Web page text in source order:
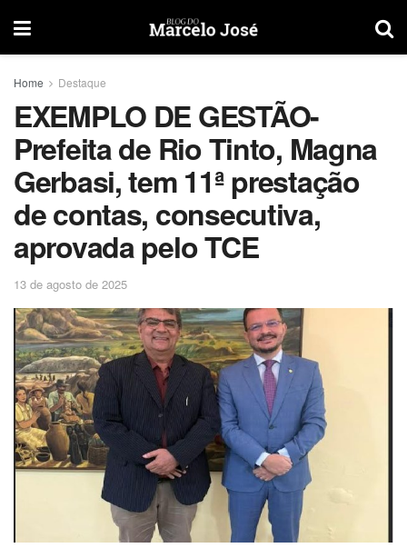
Home Destaque
EXEMPLO DE GESTÃO-
Prefeita de Rio Tinto, Magna
Gerbasi, tem 11ª prestação
de contas, consecutiva,
aprovada pelo TCE
13 de agosto de 2025